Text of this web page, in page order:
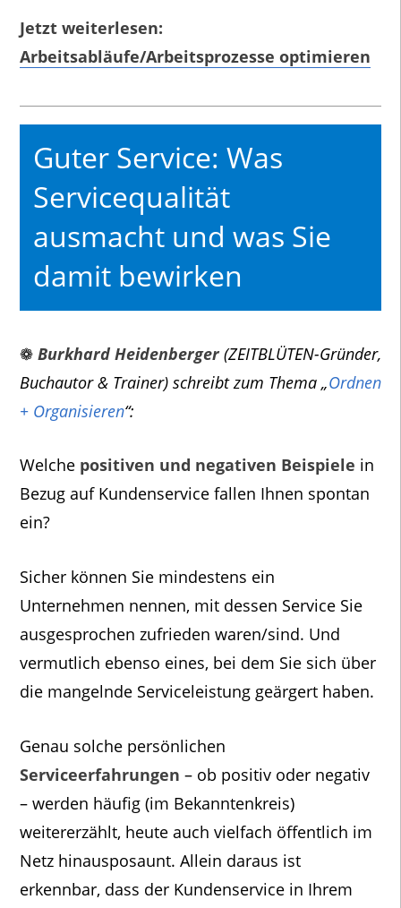
Jetzt weiterlesen:
Arbeitsabläufe/Arbeitsprozesse optimieren
Guter Service: Was
Servicequalität
ausmacht und was Sie
damit bewirken
❁ Burkhard Heidenberger(ZEITBLÜTEN-Gründer,
Buchautor & Trainer) schreibt zum Thema „Ordnen
+ Organisieren“:
Welchepositiven und negativen Beispiele in
Bezug auf Kundenservice fallen Ihnen spontan
ein?
Sicher können Sie mindestens ein
Unternehmen nennen, mit dessen Service Sie
ausgesprochen zufrieden waren/sind. Und
vermutlich ebenso eines, bei dem Sie sich über
die mangelnde Serviceleistung geärgert haben.
Genau solche persönlichen
Serviceerfahrungen – ob positiv oder negativ
– werden häufig (im Bekanntenkreis)
weitererzählt, heute auch vielfach öffentlich im
Netz hinausposaunt. Allein daraus ist
erkennbar, dass der Kundenservice in Ihrem